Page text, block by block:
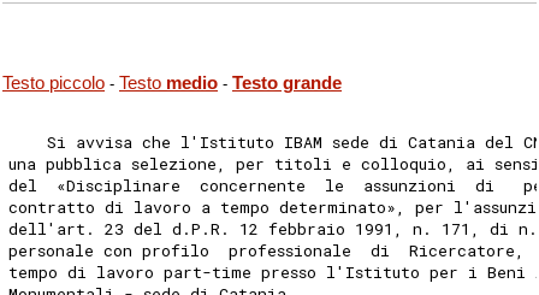
Testo piccolo - Testo medio - Testo grande
Si avvisa che l'Istituto IBAM sede di Catania del
una pubblica selezione, per titoli e colloquio, ai
del  «Disciplinare  concernente  le  assunzioni  di
contratto di lavoro a tempo determinato», per
dell'art. 23 del d.P.R. 12 febbraio 1991, n. 171, di
personale con profilo  professionale  di
tempo di lavoro part-time presso l'Istituto per i Beni